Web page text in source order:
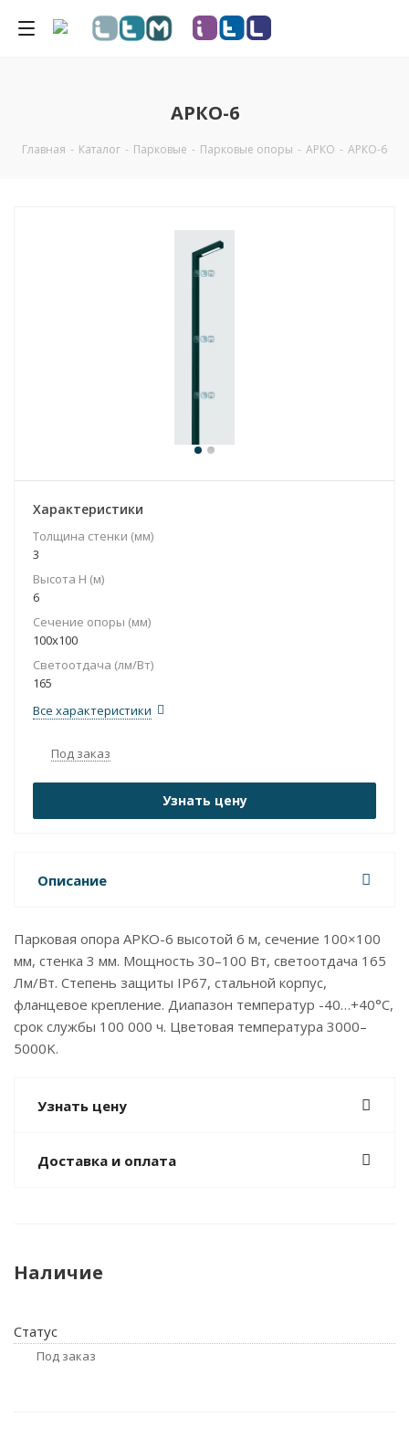
АРКО-6
Главная - Каталог - Парковые - Парковые опоры - АРКО - АРКО-6
Характеристики
Толщина стенки (мм)
3
Высота H (м)
6
Сечение опоры (мм)
100x100
Светоотдача (лм/Вт)
165
Все характеристики
Под заказ
Узнать цену
Описание
Парковая опора АРКО-6 высотой 6 м, сечение 100×100
мм, стенка 3 мм. Мощность 30–100 Вт, светоотдача 165
Лм/Вт. Степень защиты IP67, стальной корпус,
фланцевое крепление. Диапазон температур -40…+40°C,
срок службы 100 000 ч. Цветовая температура 3000–
5000K.
Узнать цену
Доставка и оплата
Наличие
Статус
Под заказ